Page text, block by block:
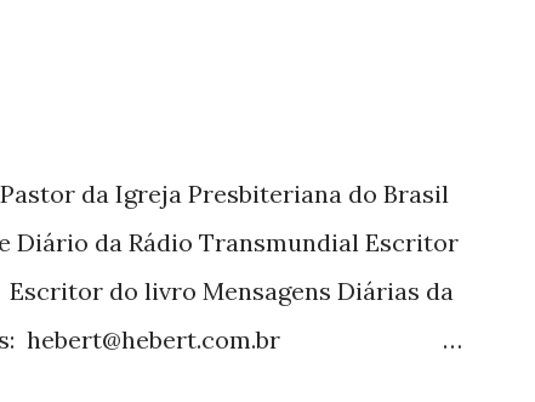
da Igreja Presbiteriana do Brasil
Diário da Rádio Transmundial Escritor
do livro Mensagens Diárias da
hebert@hebert.com.br